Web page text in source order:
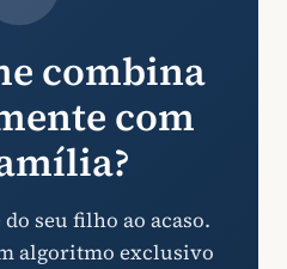
combina
com
seu filho ao acaso.
algoritmo exclusivo